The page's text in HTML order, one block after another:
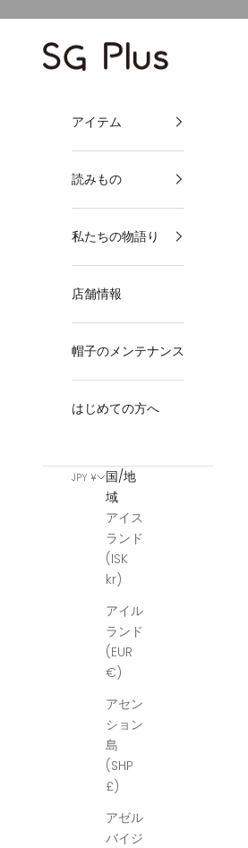
SG Plus
アイテム
読みもの
私たちの物語り
店舗情報
帽子のメンテナンス
はじめての方へ
JPY ¥
国/地
域
アイス
ランド
(ISK
kr)
アイル
ランド
(EUR
€)
アセン
ション
島
(SHP
£)
アゼル
バイジ